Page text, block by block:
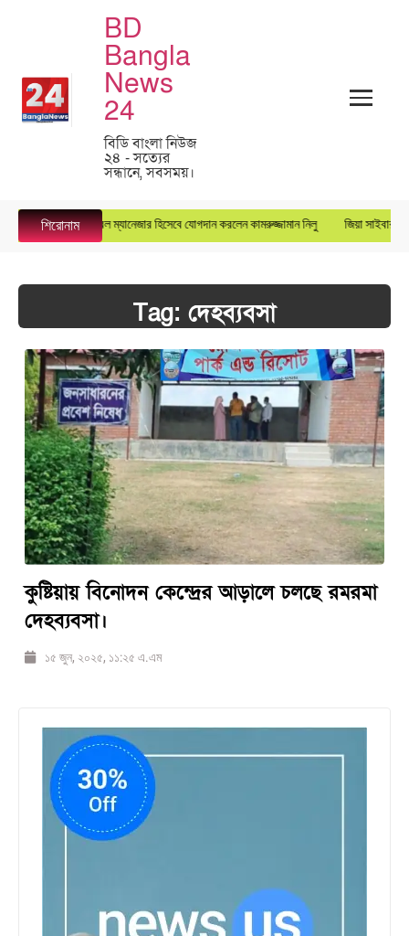
BD
Bangla
News
24
বিডি বাংলা নিউজ
২৪ - সত্যের
সন্ধানে, সবসময়।
শিরোনাম
সুপারস্টার গ্রুপে জেনারেল ম্যানেজার হিসেবে যোগদান করলেন কামরুজ্জামান নিলু জিয়া সাইবার
Tag: দেহব্যবসা
কুষ্টিয়ায় বিনোদন কেন্দ্রের আড়ালে চলছে রমরমা
দেহব্যবসা।
১৫ জুন, ২০২৫, ১১:২৫ এ.এম